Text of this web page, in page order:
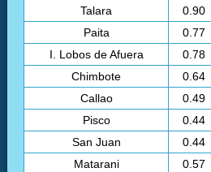
Talara 0.90
Paita
0.77
I. Lobos de Afuera
0.78
Chimbote
0.64
Callao
0.49
Pisco
0.44
San Juan
0.44
Matarani
0.57